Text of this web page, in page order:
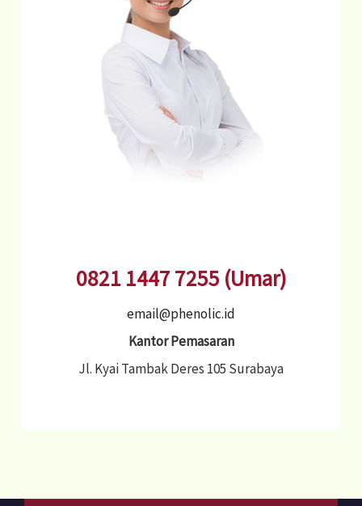
0821 1447 7255 (Umar)
email@phenolic.id
Kantor Pemasaran
Jl. Kyai Tambak Deres 105 Surabaya